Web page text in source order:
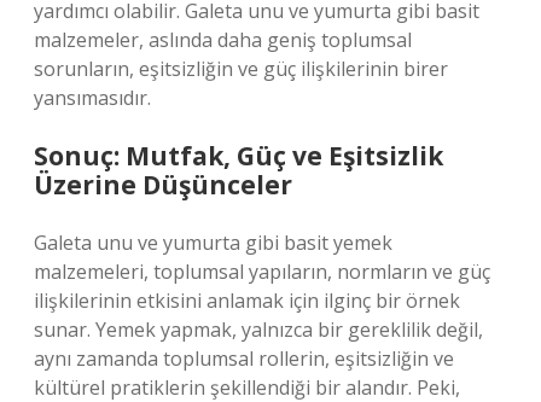
yardımcı olabilir. Galeta unu ve yumurta gibi basit
malzemeler, aslında daha geniş toplumsal
sorunların, eşitsizliğin ve güç ilişkilerinin birer
yansımasıdır.
Sonuç: Mutfak, Güç ve Eşitsizlik
Üzerine Düşünceler
Galeta unu ve yumurta gibi basit yemek
malzemeleri, toplumsal yapıların, normların ve güç
ilişkilerinin etkisini anlamak için ilginç bir örnek
sunar. Yemek yapmak, yalnızca bir gereklilik değil,
aynı zamanda toplumsal rollerin, eşitsizliğin ve
kültürel pratiklerin şekillendiği bir alandır. Peki,